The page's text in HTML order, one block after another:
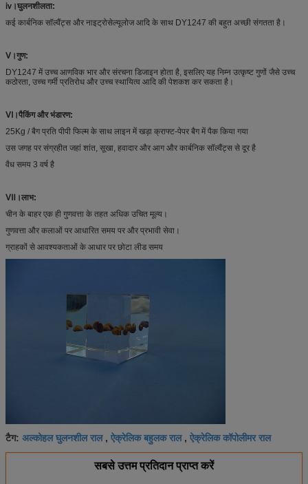
ⅳ ।घुलनशीलता:
कई कार्बनिक सॉल्वैंट्स और नाइट्रोसेल्यूलोज आदि के साथ DY1247 की बहुत अच्छी संगतता है।
Ⅴ।गुण:
DY1247 में उच्च आणविक भार और संरचना डिजाइन होता है, इसलिए यह निम्न उत्कृष्ट गुणों जैसे उच्च
कठोरता, उच्च गर्मी प्रतिरोध और उच्च स्थायित्व आदि की पेशकश कर सकता है।
Ⅵ।पैकिंग और भंडारण:
25Kg / बैग प्रति पीपी फिल्म के साथ लाइन में खड़ा क्राफ्ट-पेपर बैग में पैक किया गया
उस जगह पर संग्रहीत जहां शांत, सूखा, हवादार और आग और कार्बनिक सॉल्वैंट्स से दूर है
वैध समय 3 वर्ष है
Ⅶ।लाभ:
चीन के बाहर एक ही गुणवत्ता के तहत अधिक उचित मूल्य।
गुणवत्ता और कलाओं पर आधारित समय पर और प्रभावी सेवा।
ग्राहकों से आवश्यकताओं के आधार पर छोटा लीड समय
टैग: अल्कोहल घुलनशील राल, ऐक्रेलिक बहुलक राल, ऐक्रेलिक कॉपोलीमर राल
सबसे उत्तम प्रतिदान प्राप्त करें